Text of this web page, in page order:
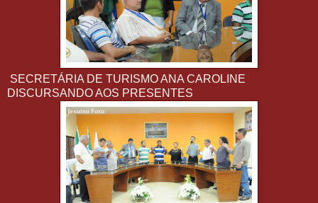
SECRETÁRIA DE TURISMO ANA CAROLINE
DISCURSANDO AOS PRESENTES